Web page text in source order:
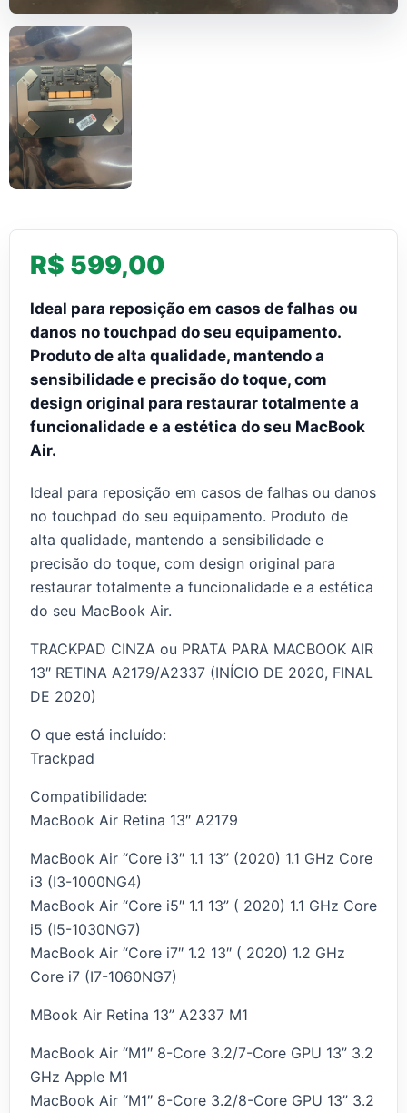
R$ 599,00
Ideal para reposição em casos de falhas ou
danos no touchpad do seu equipamento.
Produto de alta qualidade, mantendo a
sensibilidade e precisão do toque, com
design original para restaurar totalmente a
funcionalidade e a estética do seu MacBook
Air.
Ideal para reposição em casos de falhas ou danos
no touchpad do seu equipamento. Produto de
alta qualidade, mantendo a sensibilidade e
precisão do toque, com design original para
restaurar totalmente a funcionalidade e a estética
do seu MacBook Air.
TRACKPAD CINZA ou PRATA PARA MACBOOK AIR
13″ RETINA A2179/A2337 (INÍCIO DE 2020, FINAL
DE 2020)
O que está incluído:
Trackpad
Compatibilidade:
MacBook Air Retina 13″ A2179
MacBook Air “Core i3″ 1.1 13” (2020) 1.1 GHz Core
i3 (I3-1000NG4)
MacBook Air “Core i5″ 1.1 13” ( 2020) 1.1 GHz Core
i5 (I5-1030NG7)
MacBook Air “Core i7″ 1.2 13″ ( 2020) 1.2 GHz
Core i7 (I7-1060NG7)
MBook Air Retina 13” A2337 M1
MacBook Air “M1″ 8-Core 3.2/7-Core GPU 13” 3.2
GHz Apple M1
MacBook Air “M1″ 8-Core 3.2/8-Core GPU 13” 3.2